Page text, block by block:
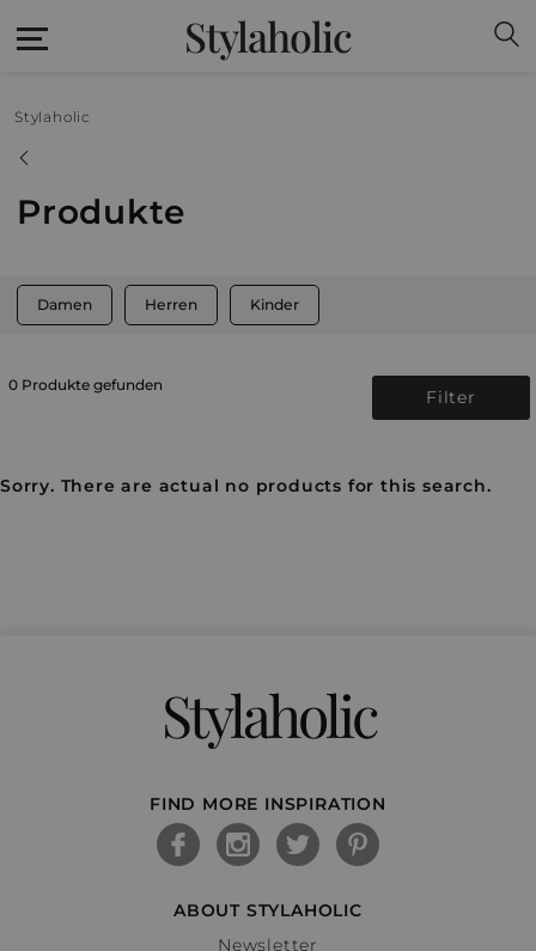
Stylaholic
Stylaholic
Produkte
Damen Herren Kinder
0 Produkte gefunden
Filter
Sorry. There are actual no products for this search.
Stylaholic
FIND MORE INSPIRATION
ABOUT STYLAHOLIC
Newsletter